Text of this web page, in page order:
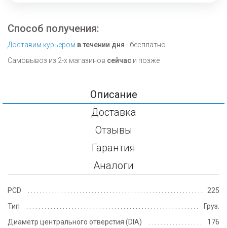
Способ получения:
Доставим курьером в течении дня - бесплатно
Самовывоз из 2-х магазинов сейчас и позже
Описание
Доставка
Отзывы
Гарантия
Аналоги
PCD
225
Тип
Груз.
Диаметр центрального отверстия (DIA)
176